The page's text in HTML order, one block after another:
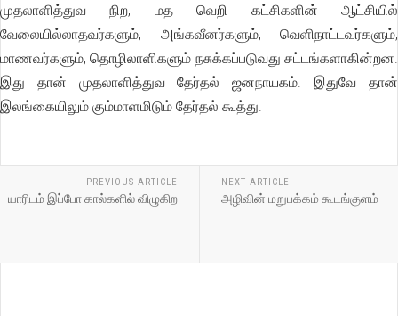
முதலாளித்துவ நிற, மத வெறி கட்சிகளின் ஆட்சியில்
வேலையில்லாதவர்களும், அங்கவீனர்களும், வெளிநாட்டவர்களும்,
மாணவர்களும், தொழிலாளிகளும் நசுக்கப்படுவது சட்டங்களாகின்றன.
இது தான் முதலாளித்துவ தேர்தல் ஜனநாயகம். இதுவே தான்
இலங்கையிலும் கும்மாளமிடும் தேர்தல் கூத்து.
PREVIOUS ARTICLE
யாரிடம் இப்போ கால்களில் விழுகிற
NEXT ARTICLE
அழிவின் மறுபக்கம் கூடங்குளம்